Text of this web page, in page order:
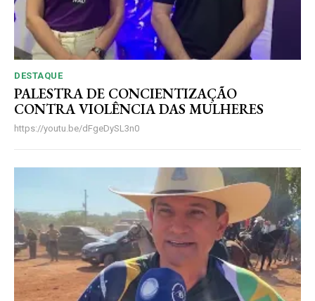
DESTAQUE
PALESTRA DE CONCIENTIZAÇÃO
CONTRA VIOLÊNCIA DAS MULHERES
https://youtu.be/dFgeDySL3n0